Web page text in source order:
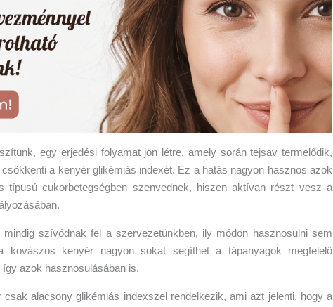
egy erjedési folyamat jön létre, amely során tejsav termelődik,
a kenyér glikémiás indexét. Ez a hatás nagyon hasznos azok
típusú cukorbetegségben szenvednek, hiszen aktívan részt vesz a
mindig szívódnak fel a szervezetünkben, ily módon hasznosulni sem
kovászos kenyér nagyon sokat segíthet a tápanyagok megfelelő
azok hasznosulásában is.
alacsony glikémiás indexszel rendelkezik, ami azt jelenti, hogy a